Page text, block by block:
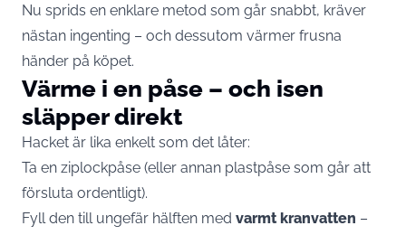
Nu sprids en enklare metod som går snabbt, kräver
nästan ingenting – och dessutom värmer frusna
händer på köpet.
Värme i en påse – och isen
släpper direkt
Hacket är lika enkelt som det låter:
Ta en ziplockpåse (eller annan plastpåse som går att
försluta ordentligt).
Fyll den till ungefär hälften med varmt kranvatten –